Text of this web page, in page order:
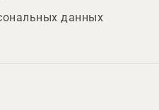
данных